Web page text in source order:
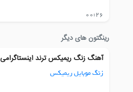
00:26
رینگتون های دیگر
آهنگ زنگ ریمیکس ترند اینستاگرامی
زنگ موبایل ریمیکس